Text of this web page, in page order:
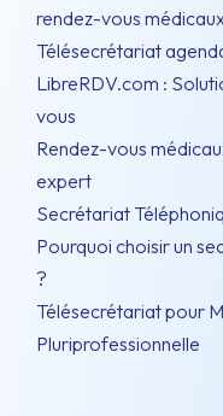
rendez-vous
Télésecrétariat
LibreRDV.com :
vous
Rendez-vous
expert
Secrétariat
Pourquoi choisir un
?
Télésecrétariat pour
Pluriprofessionnelle